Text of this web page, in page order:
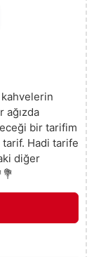
kahvelerin
ağızda
bir tarifim
tarif. Hadi tarife
diğer